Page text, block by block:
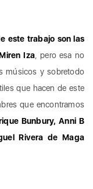
este trabajo son las
Iza , pero esa no
músicos y sobretodo
que hacen de este
que encontramos
Bunbury, Anni B
Rivera de Maga